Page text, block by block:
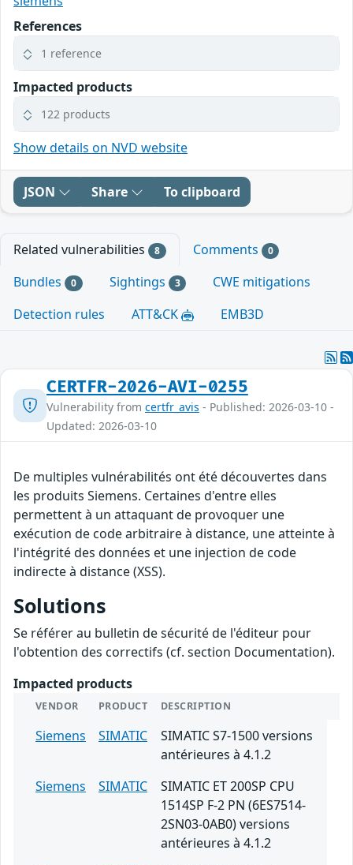
References
1 reference
Impacted products
122 products
Show details on NVD website
JSON Share To clipboard
Related vulnerabilities 8 Comments 0
Bundles 0 Sightings 3
CWE mitigations
Detection rules
ATT&CK EMB3D
CERTFR-2026-AVI-0255
Vulnerability from certfr_avis - Published: 2026-03-10 -
Updated: 2026-03-10
De multiples vulnérabilités ont été découvertes dans
les produits Siemens. Certaines d'entre elles
permettent à un attaquant de provoquer une
exécution de code arbitraire à distance, une atteinte à
l'intégrité des données et une injection de code
indirecte à distance (XSS).
Solutions
Se référer au bulletin de sécurité de l'éditeur pour
l'obtention des correctifs (cf. section Documentation).
Impacted products
VENDOR PRODUCT DESCRIPTION
Siemens SIMATIC
SIMATIC S7-1500 versions
antérieures à 4.1.2
Siemens
SIMATIC
SIMATIC ET 200SP CPU
1514SP F-2 PN (6ES7514-
2SN03-0AB0) versions
antérieures à 4.1.2